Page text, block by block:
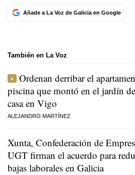
Añade a La Voz de Galicia en Google
También en La Voz
Ordenan derribar el
piscina que montó en el jardín
casa en Vigo
ALEJANDRO MARTÍNEZ
Xunta, Confederación de
UGT firman el acuerdo para
bajas laborales en Galicia